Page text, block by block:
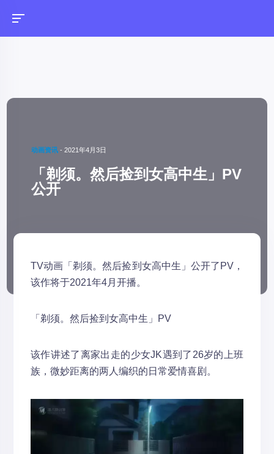
动画资讯 -2021年4月3日
「剃须。然后捡到女高中生」PV
公开
TV动画「剃须。然后捡到女高中生」公开了PV，
该作将于2021年4月开播。
「剃须。然后捡到女高中生」PV
该作讲述了离家出走的少女JK遇到了26岁的上班
族，微妙距离的两人编织的日常爱情喜剧。